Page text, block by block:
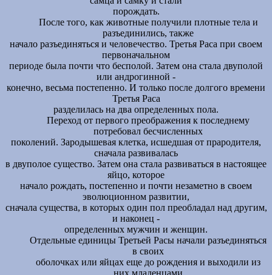
порождать.
После того, как животные получили плотные тела и
разъединились, также
начало разъединяться и человечество. Третья Раса при своем
первоначальном
периоде была почти что бесполой. Затем она стала двуполой
или андрогинной -
конечно, весьма постепенно. И только после долгого времени
Третья Раса
разделилась на два определенных пола.
Переход от первого преображения к последнему
потребовал бесчисленных
поколений. Зародышевая клетка, исшедшая от прародителя,
сначала развивалась
в двуполое существо. Затем она стала развиваться в настоящее
яйцо, которое
начало рождать, постепенно и почти незаметно в своем
эволюционном развитии,
сначала существа, в которых один пол преобладал над другим,
и наконец -
определенных мужчин и женщин.
Отдельные единицы Третьей Расы начали разъединяться
в своих
оболочках или яйцах еще до рождения и выходили из